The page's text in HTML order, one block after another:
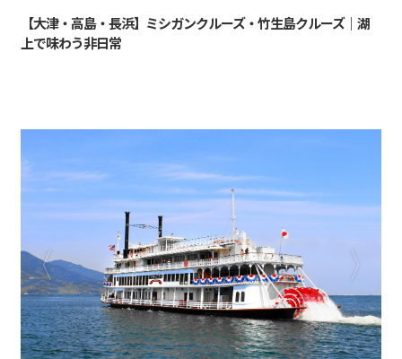
【大津・高島・長浜】ミシガンクルーズ・竹生島クルーズ｜湖
上で味わう非日常